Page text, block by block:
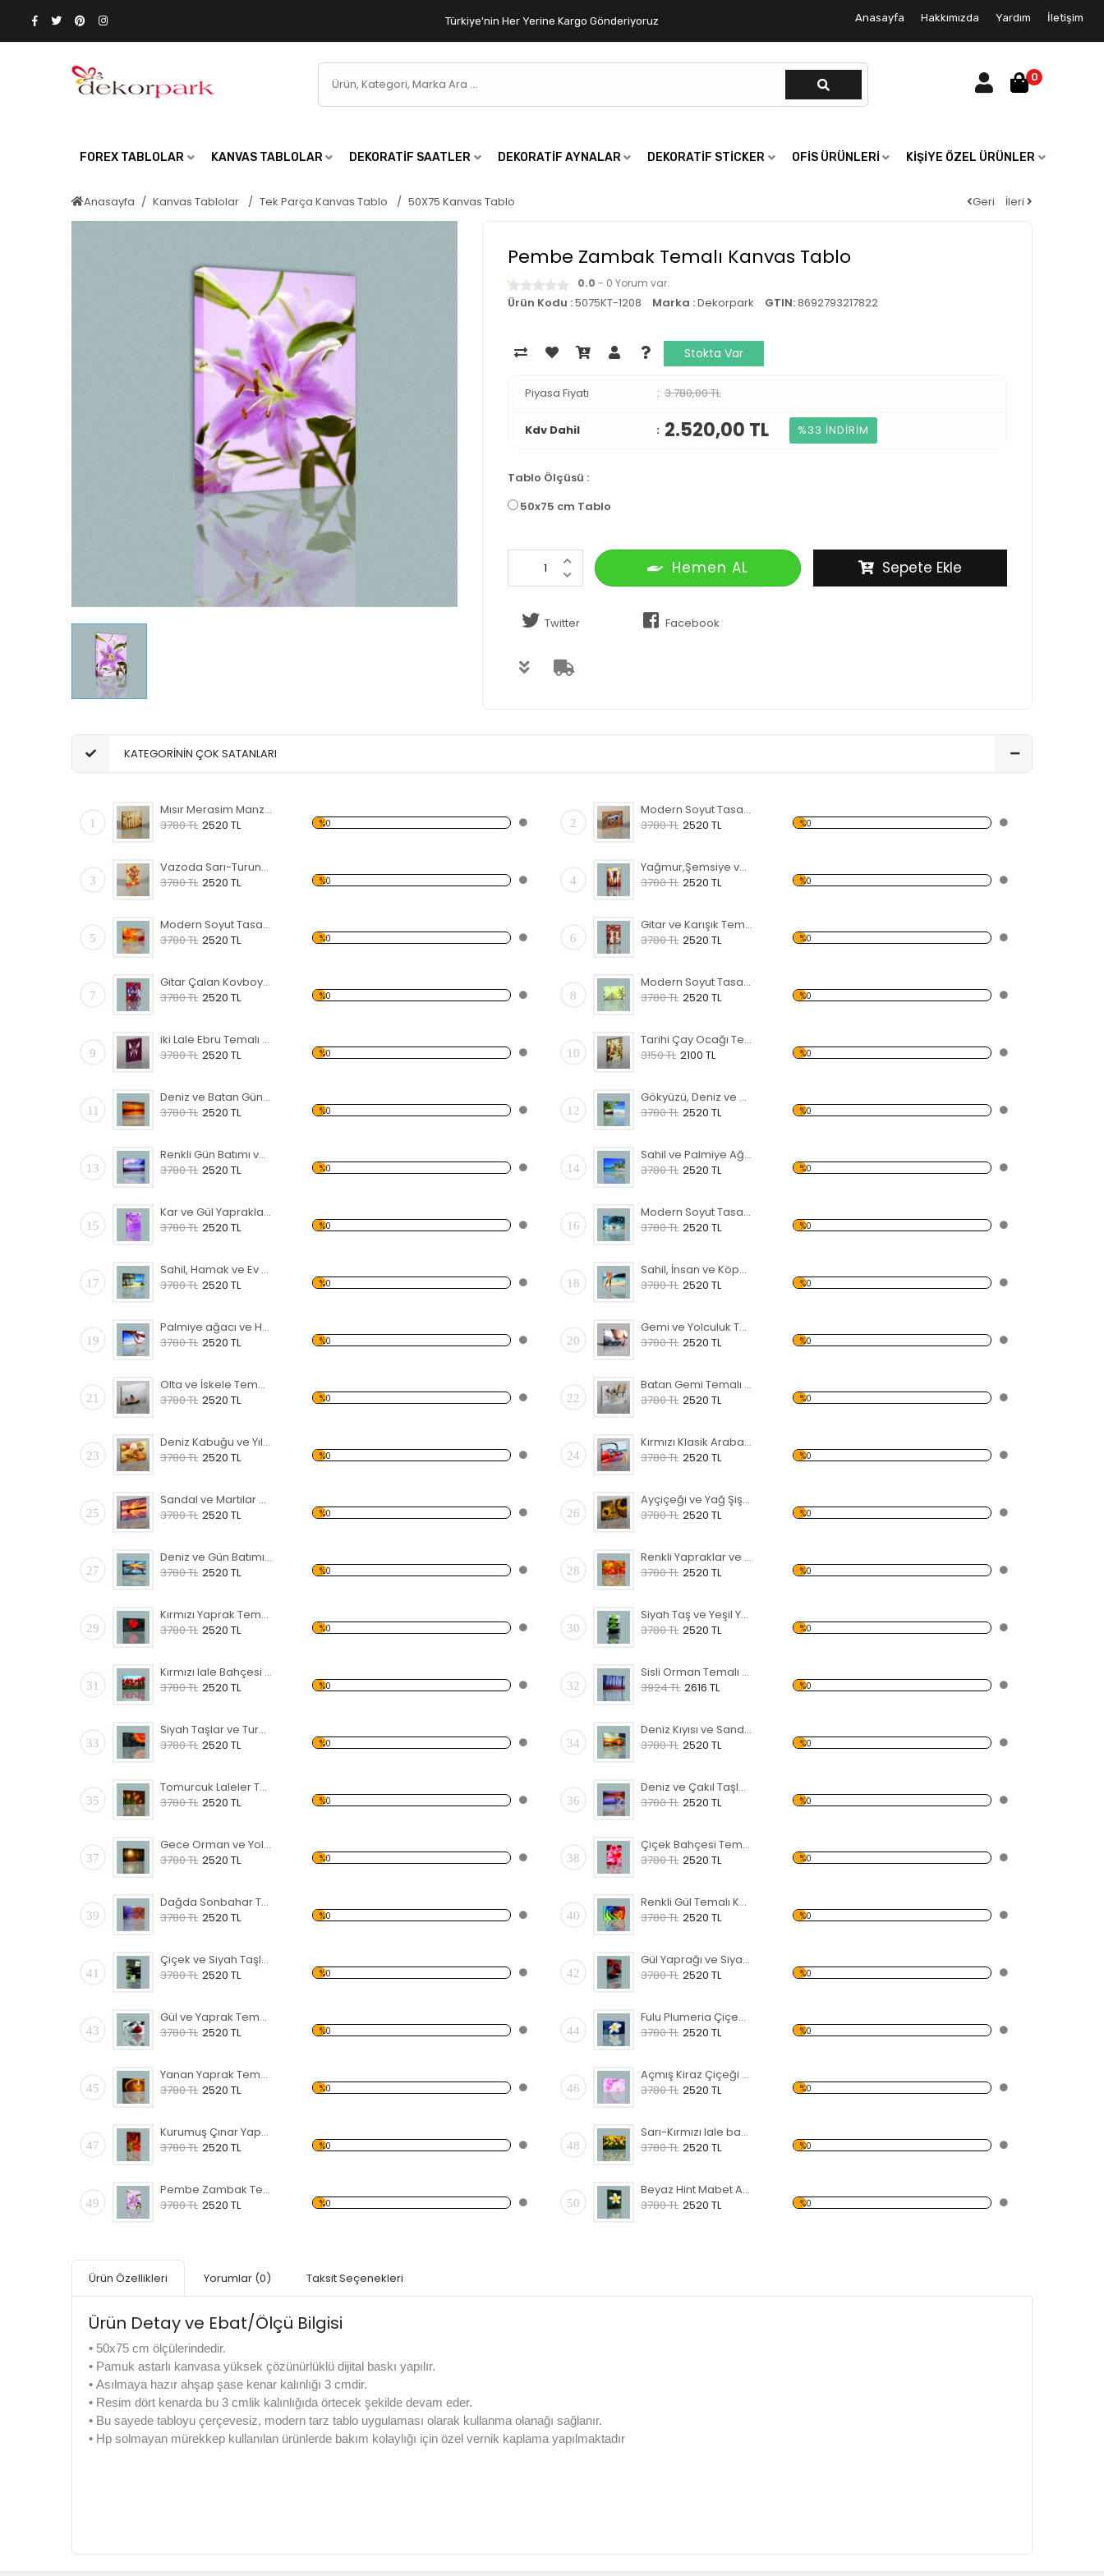
Türkiye'nin Her Yerine Kargo Gönderiyoruz Anasayfa Hakkımızda Yardım İletişim
0
FOREX TABLOLAR KANVAS TABLOLAR DEKORATIF SAATLER DEKORATIF AYNALAR DEKORATIF STICKER OFIS ÜRÜNLERI KIŞIYE ÖZEL ÜRÜNLER
Anasayfa Kanvas Tablolar Tek Parça Kanvas Tablo 50X75 Kanvas Tablo Geri İleri
Pembe Zambak Temalı Kanvas Tablo
0.0 - 0 Yorum var.
Ürün Kodu :5075KT-1208 Marka :Dekorpark GTIN:8692793217822
Stokta Var
Piyasa Fiyatı 3.780,00 TL
Kdv Dahil 2.520,00 TL %33 İNDİRİM
Tablo Ölçüsü :
50x75 cm Tablo
Hemen AL Sepete Ekle
Twitter Facebook
KATEGORİNİN ÇOK SATANLARI
1
Mısır Merasim Manzaralı Kanvas Tablo
3780 TL 2520 TL %0 2
Modern Soyut Tasarım 37 Kanvas Tablo
3780 TL 2520 TL %0
3
Vazoda Sarı-Turuncu Çiçekler Kanvas Tablo
3780 TL 2520 TL %0 4
Yağmur,Şemsiye ve İnsanlar Kanvas Tablo
3780 TL 2520 TL %0
5
Modern Soyut Tasarım 36 Kanvas Tablo
3780 TL 2520 TL %0 6
Gitar ve Karışık Temalı Kanvas Tablo
3780 TL 2520 TL %0
7
Gitar Çalan Kovboy Temalı Kanvas Tablo
3780 TL 2520 TL %0 8
Modern Soyut Tasarım 42 Kanvas Tablo
3780 TL 2520 TL %0
9
iki Lale Ebru Temalı Kanvas Tablo
3780 TL 2520 TL %0 10
Tarihi Çay Ocağı Temalı Kanvas Tablo
3150 TL 2100 TL %0
11
Deniz ve Batan Güneş Kanvas Tablo
3780 TL 2520 TL %0 12
Gökyüzü, Deniz ve Palmiyeler Kanvas Tablo
3780 TL 2520 TL %0
13
Renkli Gün Batımı ve Deniz Kanvas Tablo
3780 TL 2520 TL %0 14
Sahil ve Palmiye Ağaçları Kanvas Tablo
3780 TL 2520 TL %0
15
Kar ve Gül Yaprakları Temalı Kanvas Tablo
3780 TL 2520 TL %0 16
Modern Soyut Tasarım 28 Kanvas Tablo
3780 TL 2520 TL %0
17
Sahil, Hamak ve Ev Temalı Kanvas Tablo
3780 TL 2520 TL %0 18
Sahil, İnsan ve Köpek Kanvas Tablo
3780 TL 2520 TL %0
19
Palmiye ağacı ve Hamak Kanvas Tablo
3780 TL 2520 TL %0 20
Gemi ve Yolculuk Temalı Kanvas Tablo
3780 TL 2520 TL %0
21
Olta ve İskele Temalı Kanvas Tablo
3780 TL 2520 TL %0 22
Batan Gemi Temalı Kanvas Tablo
3780 TL 2520 TL %0
23
Deniz Kabuğu ve Yıldızı Kanvas Tablo
3780 TL 2520 TL %0 24
Kırmızı Klasik Araba Kanvas Tablo
3780 TL 2520 TL %0
25
Sandal ve Martılar Kanvas Tablo
3780 TL 2520 TL %0 26
Ayçiçeği ve Yağ Şişesi Temalı Kanvas Tablo
3780 TL 2520 TL %0
27
Deniz ve Gün Batımı Kanvas Tablo
3780 TL 2520 TL %0 28
Renkli Yapraklar ve Sonbahar Kanvas Tablo
3780 TL 2520 TL %0
29
Kırmızı Yaprak Temalı Kanvas Tablo
3780 TL 2520 TL %0 30
Siyah Taş ve Yeşil Yapraklar Kanvas Tablo
3780 TL 2520 TL %0
31
Kırmızı lale Bahçesi Temalı Kanvas Tablo
3780 TL 2520 TL %0 32
Sisli Orman Temalı Kanvas Tablo
3924 TL 2616 TL %0
33
Siyah Taşlar ve Turuncu Çiçek Kanvas Tablo
3780 TL 2520 TL %0 34
Deniz Kıyısı ve Sandal Kanvas Tablo
3780 TL 2520 TL %0
35
Tomurcuk Laleler Temalı Kanvas Tablo
3780 TL 2520 TL %0 36
Deniz ve Çakıl Taşları Kanvas Tablo
3780 TL 2520 TL %0
37
Gece Orman ve Yol Kanvas Tablo
3780 TL 2520 TL %0 38
Çiçek Bahçesi Temalı Kanvas Tablo
3780 TL 2520 TL %0
39
Dağda Sonbahar Temalı Kanvas Tablo
3780 TL 2520 TL %0 40
Renkli Gül Temalı Kanvas Tablo
3780 TL 2520 TL %0
41
Çiçek ve Siyah Taşlar Temalı Kanvas Tablo
3780 TL 2520 TL %0 42
Gül Yaprağı ve Siyah Taş Kanvas Tablo
3780 TL 2520 TL %0
43
Gül ve Yaprak Temalı Kanvas Tablo
3780 TL 2520 TL %0 44
Fulu Plumeria Çiçeği Temalı Kanvas Tablo
3780 TL 2520 TL %0
45
Yanan Yaprak Temalı Kanvas Tablo
3780 TL 2520 TL %0 46
Açmış Kiraz Çiçeği Temalı Kanvas Tablo
3780 TL 2520 TL %0
47
Kurumuş Çınar Yaprakları Temalı Kanvas Tablo
3780 TL 2520 TL %0 48
Sarı-Kırmızı lale bahçesi Kanvas Tablo
3780 TL 2520 TL %0
49
Pembe Zambak Temalı Kanvas Tablo
3780 TL 2520 TL %0 50
Beyaz Hint Mabet Ağacı Kanvas Tablo
3780 TL 2520 TL %0
Ürün Özellikleri Yorumlar (0) Taksit Seçenekleri
Ürün Detay ve Ebat/Ölçü Bilgisi
• 50x75 cm ölçülerindedir.
• Pamuk astarlı kanvasa yüksek çözünürlüklü dijital baskı yapılır.
• Asılmaya hazır ahşap şase kenar kalınlığı 3 cmdir.
• Resim dört kenarda bu 3 cmlik kalınlığıda örtecek şekilde devam eder.
• Bu sayede tabloyu çerçevesiz, modern tarz tablo uygulaması olarak kullanma olanağı sağlanır.
• Hp solmayan mürekkep kullanılan ürünlerde bakım kolaylığı için özel vernik kaplama yapılmaktadır